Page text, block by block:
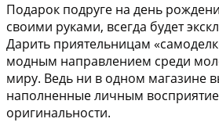
Подарок подруге на день
своими руками, всегда будет
Дарить приятельницам
модным направлением среди
миру. Ведь ни в одном магазине
наполненные личным
оригинальности.